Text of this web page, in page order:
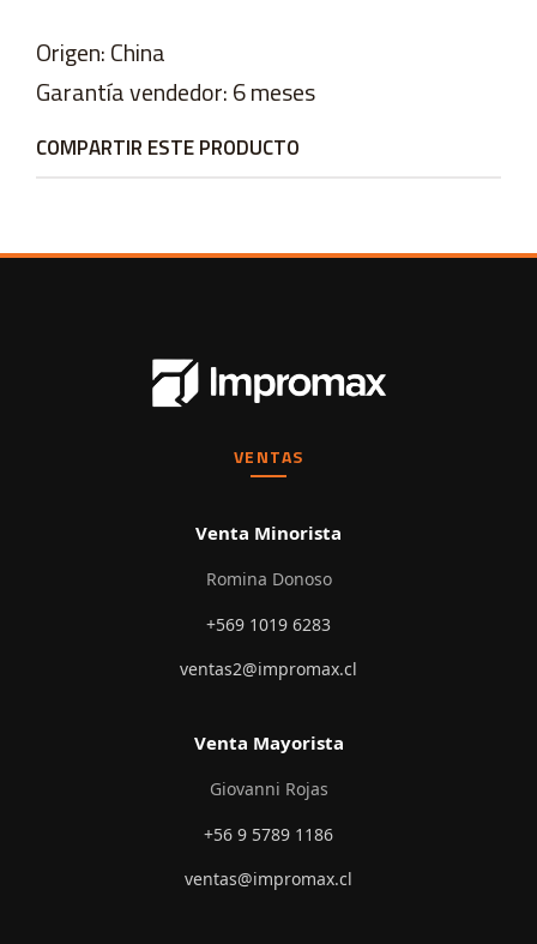
Origen: China
Garantía vendedor: 6 meses
COMPARTIR ESTE PRODUCTO
VENTAS
Venta Minorista
Romina Donoso
+569 1019 6283
ventas2@impromax.cl
Venta Mayorista
Giovanni Rojas
+56 9 5789 1186
ventas@impromax.cl